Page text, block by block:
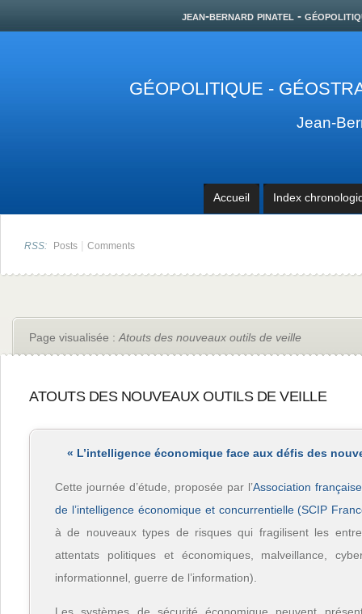
jean-bernard pinatel -
GÉOPOLITIQUE -
Jean-
Accueil Index
RSS: Posts | Comments
Page visualisée : Atouts des nouveaux outils de veille
ATOUTS DES NOUVEAUX OUTILS DE VEILLE
« L’intelligence économique face aux défis des
Cette journée d’étude, proposée par l’Association
de l’intelligence économique et concurrentielle (SCIP
à de nouveaux types de risques qui fragilisent les
attentats politiques et économiques, malveillance,
informationnel, guerre de l’information).